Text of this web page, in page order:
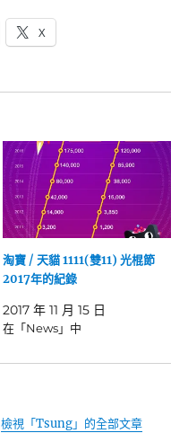
X
淘寶 / 天貓 1111(雙11) 光棍節
2017年的紀錄
2017 年 11 月 15 日
在「News」中
檢視「Tsung」的全部文章